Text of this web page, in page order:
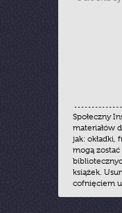
Społeczny
materiałów
jak: okładki,
mogą
książek.
cofnięciem